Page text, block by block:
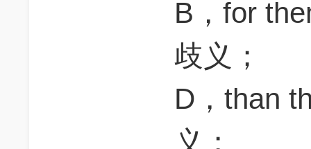
B，for
歧义；
D，than
义；